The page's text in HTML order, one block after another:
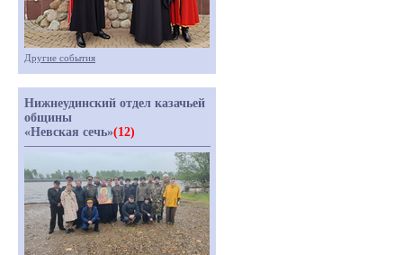
Другие события
Нижнеудинский отдел казачьей
общины
«Невская сечь»(12)